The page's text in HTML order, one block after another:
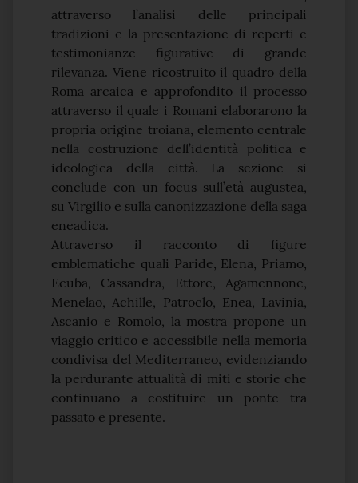
attraverso l’analisi delle principali
tradizioni e la presentazione di reperti e
testimonianze figurative di grande
rilevanza. Viene ricostruito il quadro della
Roma arcaica e approfondito il processo
attraverso il quale i Romani elaborarono la
propria origine troiana, elemento centrale
nella costruzione dell’identità politica e
ideologica della città. La sezione si
conclude con un focus sull’età augustea,
su Virgilio e sulla canonizzazione della saga
eneadica.
Attraverso il racconto di figure
emblematiche quali Paride, Elena, Priamo,
Ecuba, Cassandra, Ettore, Agamennone,
Menelao, Achille, Patroclo, Enea, Lavinia,
Ascanio e Romolo, la mostra propone un
viaggio critico e accessibile nella memoria
condivisa del Mediterraneo, evidenziando
la perdurante attualità di miti e storie che
continuano a costituire un ponte tra
passato e presente.